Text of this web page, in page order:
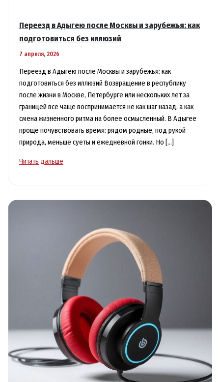
Переезд в Адыгею после Москвы и зарубежья: как
подготовиться без иллюзий
7 апреля, 2026
Переезд в Адыгею после Москвы и зарубежья: как
подготовиться без иллюзий Возвращение в республику
после жизни в Москве, Петербурге или нескольких лет за
границей всё чаще воспринимается не как шаг назад, а как
смена жизненного ритма на более осмысленный. В Адыгее
проще почувствовать время: рядом родные, под рукой
природа, меньше суеты и ежедневной гонки. Но […]
Переезд
Читать дальше